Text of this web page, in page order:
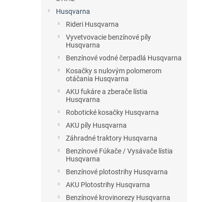
Husqvarna
Rideri Husqvarna
Vyvetvovacie benzínové píly
Husqvarna
Benzínové vodné čerpadlá Husqvarna
Kosačky s nulovým polomerom
otáčania Husqvarna
AKU fukáre a zberače lístia
Husqvarna
Robotické kosačky Husqvarna
AKU píly Husqvarna
Záhradné traktory Husqvarna
Benzínové Fúkače / Vysávače lístia
Husqvarna
Benzínové plotostrihy Husqvarna
AKU Plotostrihy Husqvarna
Benzínové krovinorezy Husqvarna